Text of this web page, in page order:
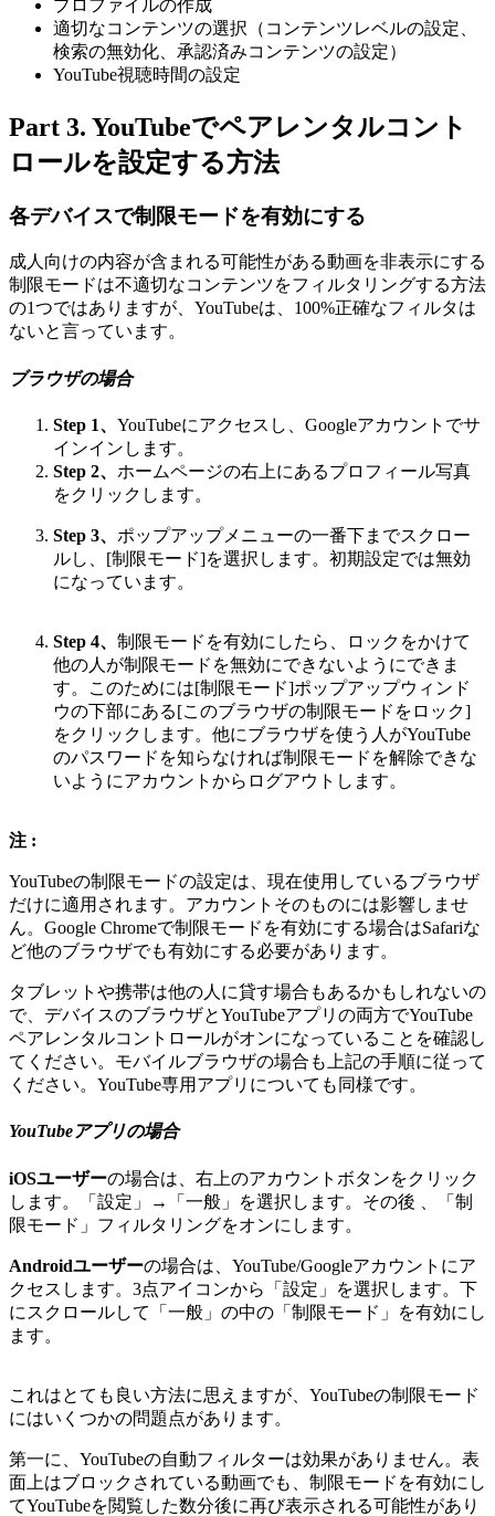
プロファイルの作成
適切なコンテンツの選択（コンテンツレベルの設定、
検索の無効化、承認済みコンテンツの設定）
YouTube視聴時間の設定
Part 3. YouTubeでペアレンタルコント
ロールを設定する方法
各デバイスで制限モードを有効にする
成人向けの内容が含まれる可能性がある動画を非表示にする
制限モードは不適切なコンテンツをフィルタリングする方法
の1つではありますが、YouTubeは、100%正確なフィルタは
ないと言っています。
ブラウザの場合
Step 1、 YouTubeにアクセスし、Googleアカウントでサ
インインします。
Step 2、 ホームページの右上にあるプロフィール写真
をクリックします。
Step 3、 ポップアップメニューの一番下までスクロー
ルし、[制限モード]を選択します。初期設定では無効
になっています。
Step 4、 制限モードを有効にしたら、ロックをかけて
他の人が制限モードを無効にできないようにできま
す。このためには[制限モード]ポップアップウィンド
ウの下部にある[このブラウザの制限モードをロック]
をクリックします。他にブラウザを使う人がYouTube
のパスワードを知らなければ制限モードを解除できな
いようにアカウントからログアウトします。
注 :
YouTubeの制限モードの設定は、現在使用しているブラウザ
だけに適用されます。アカウントそのものには影響しませ
ん。Google Chromeで制限モードを有効にする場合はSafariな
ど他のブラウザでも有効にする必要があります。
タブレットや携帯は他の人に貸す場合もあるかもしれないの
で、デバイスのブラウザとYouTubeアプリの両方でYouTube
ペアレンタルコントロールがオンになっていることを確認し
てください。モバイルブラウザの場合も上記の手順に従って
ください。YouTube専用アプリについても同様です。
YouTubeアプリの場合
iOSユーザーの場合は、右上のアカウントボタンをクリック
します。「設定」→「一般」を選択します。その後 、「制
限モード」フィルタリングをオンにします。
Androidユーザーの場合は、YouTube/Googleアカウントにア
クセスします。3点アイコンから「設定」を選択します。下
にスクロールして「一般」の中の「制限モード」を有効にし
ます。
これはとても良い方法に思えますが、YouTubeの制限モード
にはいくつかの問題点があります。
第一に、YouTubeの自動フィルターは効果がありません。表
面上はブロックされている動画でも、制限モードを有効にし
てYouTubeを閲覧した数分後に再び表示される可能性があり